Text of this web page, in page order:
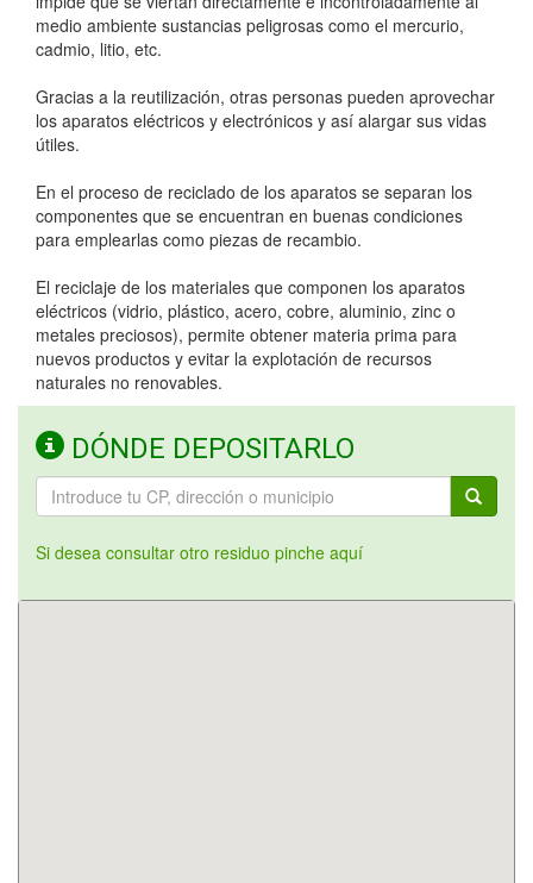
medio ambiente sustancias peligrosas como el mercurio,
cadmio, litio, etc.
Gracias a la reutilización, otras personas pueden aprovechar
los aparatos eléctricos y electrónicos y así alargar sus vidas
útiles.
En el proceso de reciclado de los aparatos se separan los
componentes que se encuentran en buenas condiciones
para emplearlas como piezas de recambio.
El reciclaje de los materiales que componen los aparatos
eléctricos (vidrio, plástico, acero, cobre, aluminio, zinc o
metales preciosos), permite obtener materia prima para
nuevos productos y evitar la explotación de recursos
naturales no renovables.
DÓNDE DEPOSITARLO
Si desea consultar otro residuo pinche aquí